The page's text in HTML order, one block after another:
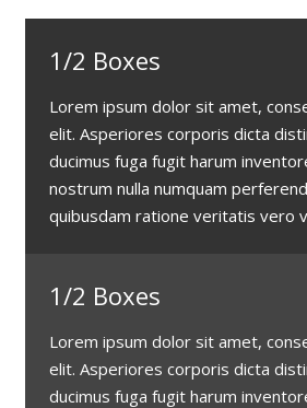
1/2 Boxes
Lorem ipsum dolor sit amet,
elit. Asperiores corporis dicta
ducimus fuga fugit harum
nostrum nulla numquam
quibusdam ratione veritatis vero
1/2 Boxes
Lorem ipsum dolor sit amet,
elit. Asperiores corporis dicta
ducimus fuga fugit harum